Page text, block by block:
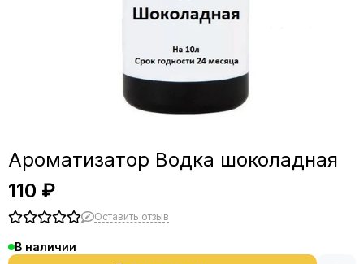
Ароматизатор Водка шоколадная
110 ₽
Оставить отзыв
В наличии